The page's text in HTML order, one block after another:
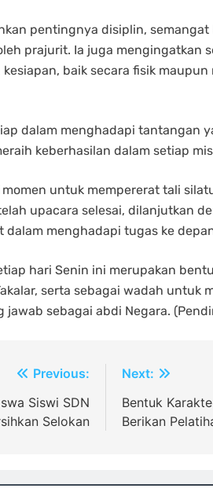
pentingnya disiplin,
prajurit. Ia juga mengingatkan
baik secara fisik
dalam menghadapi tantangan
keberhasilan dalam setiap
untuk mempererat tali
upacara selesai, dilanjutkan
menghadapi tugas ke
hari Senin ini merupakan
serta sebagai wadah untuk
sebagai abdi Negara.
Previous:
Siswi SDN
Selokan
Next:
Bentuk
Berikan